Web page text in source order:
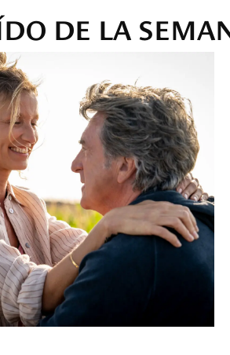
DE LA